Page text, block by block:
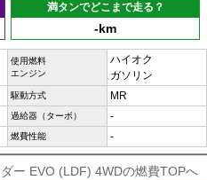
満タンでどこまで走る？
-km
使用燃料
エンジン
ハイオク
ガソリン
駆動方式 MR
過給器（ターボ） -
燃費性能 -
ー EVO (LDF) 4WDの燃費TOPへ